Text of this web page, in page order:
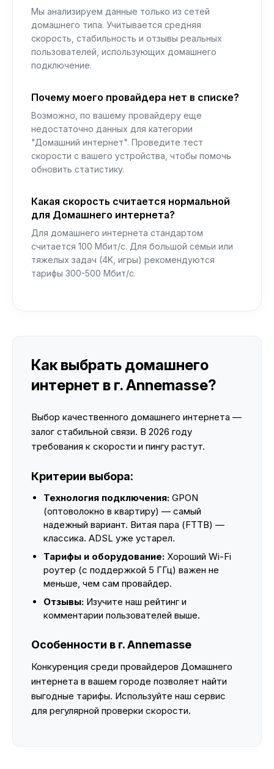
Мы анализируем данные только из сетей
домашнего типа. Учитывается средняя
скорость, стабильность и отзывы реальных
пользователей, использующих домашнего
подключение.
Почему моего провайдера нет в списке?
Возможно, по вашему провайдеру еще
недостаточно данных для категории
"Домашний интернет". Проведите тест
скорости с вашего устройства, чтобы помочь
обновить статистику.
Какая скорость считается нормальной
для Домашнего интернета?
Для домашнего интернета стандартом
считается 100 Мбит/с. Для большой семьи или
тяжелых задач (4K, игры) рекомендуются
тарифы 300-500 Мбит/с.
Как выбрать домашнего
интернет в г. Annemasse?
Выбор качественного домашнего интернета —
залог стабильной связи. В 2026 году
требования к скорости и пингу растут.
Критерии выбора:
Технология подключения: GPON
(оптоволокно в квартиру) — самый
надежный вариант. Витая пара (FTTB) —
классика. ADSL уже устарел.
Тарифы и оборудование: Хороший Wi-Fi
роутер (с поддержкой 5 ГГц) важен не
меньше, чем сам провайдер.
Отзывы: Изучите наш рейтинг и
комментарии пользователей выше.
Особенности в г. Annemasse
Конкуренция среди провайдеров Домашнего
интернета в вашем городе позволяет найти
выгодные тарифы. Используйте наш сервис
для регулярной проверки скорости.